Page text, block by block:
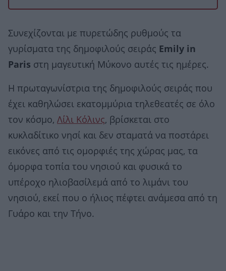
Συνεχίζονται με πυρετώδης ρυθμούς τα
γυρίσματα της δημοφιλούς σειράς Emily in
Paris στη μαγευτική Μύκονο αυτές τις ημέρες.
Η πρωταγωνίστρια της δημοφιλούς σειράς που
έχει καθηλώσει εκατομμύρια τηλεθεατές σε όλο
τον κόσμο, Λίλι Κόλινς, βρίσκεται στο
κυκλαδίτικο νησί και δεν σταματά να ποστάρει
εικόνες από τις ομορφιές της χώρας μας, τα
όμορφα τοπία του νησιού και φυσικά το
υπέροχο ηλιοβασίλεμά από το λιμάνι του
νησιού, εκεί που ο ήλιος πέφτει ανάμεσα από τη
Γυάρο και την Τήνο.